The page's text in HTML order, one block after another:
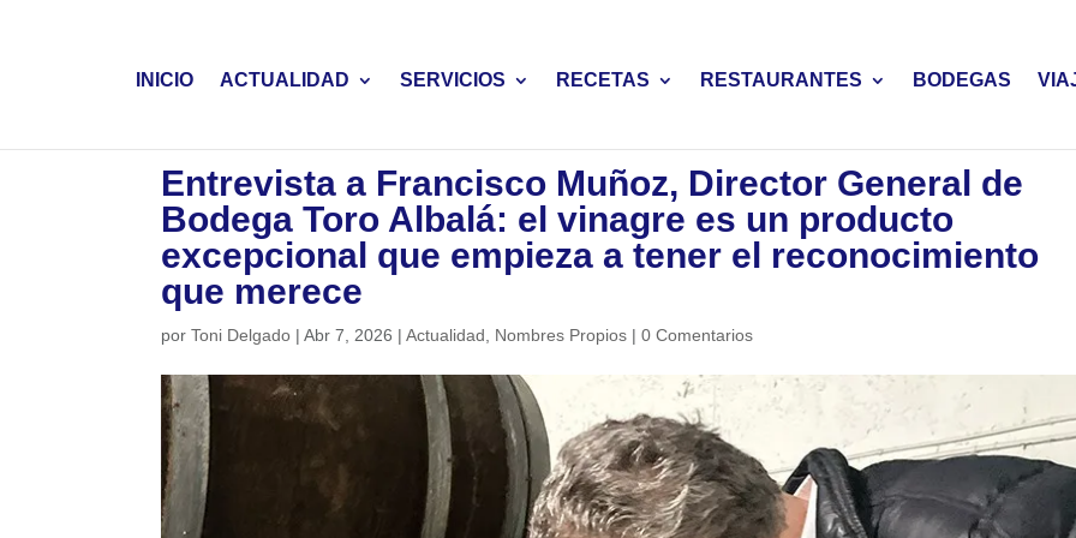
INICIO ACTUALIDAD SERVICIOS RECETAS RESTAURANTES BODEGAS
Entrevista a Francisco Muñoz, Director General de
Bodega Toro Albalá: el vinagre es un producto
excepcional que empieza a tener el reconocimiento
que merece
porToni Delgado |Abr 7, 2026 |Actualidad Nombres Propios |0 Comentarios